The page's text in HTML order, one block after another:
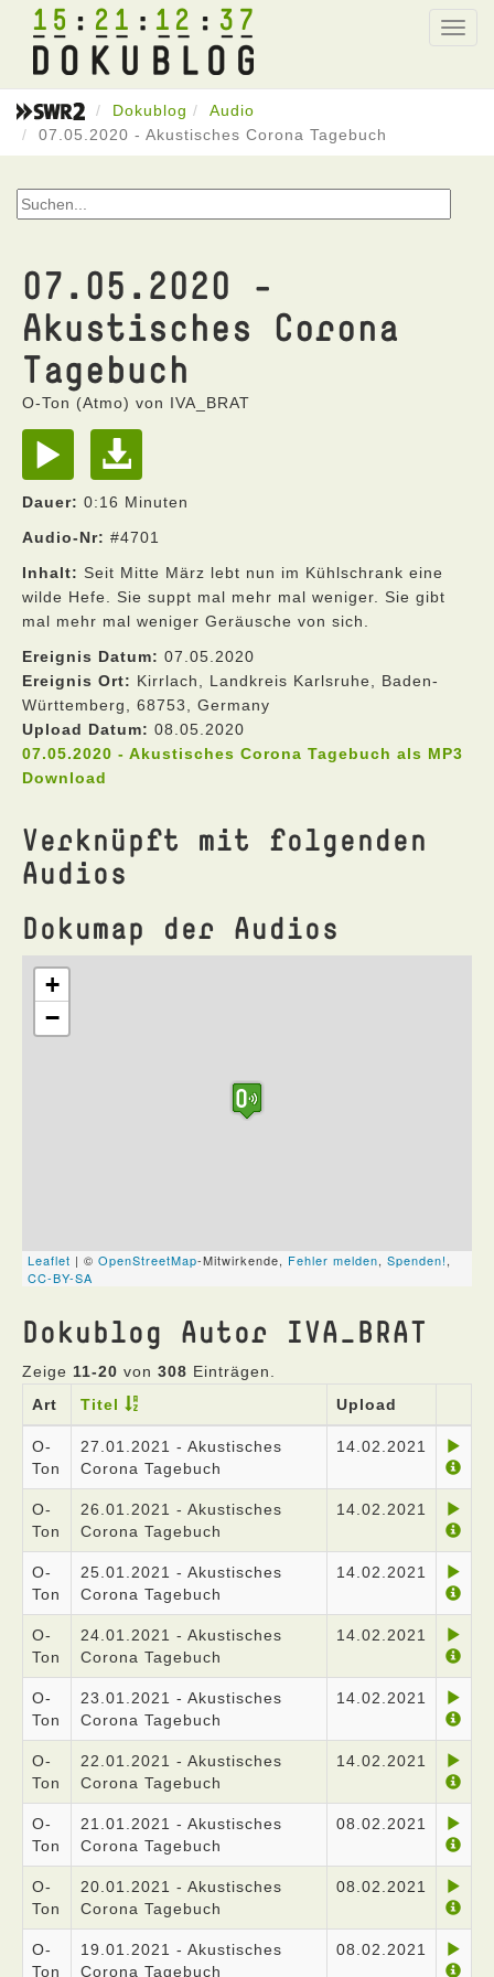
15 21 12 37
Dokublog
Audio
07.05.2020 - Akustisches Corona Tagebuch
07.05.2020 -
Akustisches Corona
Tagebuch
O-Ton (Atmo) von IVA_BRAT
Dauer: 0:16 Minuten
Audio-Nr: #4701
Inhalt: Seit Mitte März lebt nun im Kühlschrank eine
wilde Hefe. Sie suppt mal mehr mal weniger. Sie gibt
mal mehr mal weniger Geräusche von sich.
Ereignis Datum: 07.05.2020
Ereignis Ort: Kirrlach, Landkreis Karlsruhe, Baden-
Württemberg, 68753, Germany
Upload Datum: 08.05.2020
07.05.2020 - Akustisches Corona Tagebuch als MP3
Download
Verknüpft mit folgenden
Audios
Dokumap der Audios
Dokublog Autor IVA_BRAT
Zeige 11-20 von 308 Einträgen.
Art
Titel Upload
O-
Ton
27.01.2021 - Akustisches
Corona Tagebuch
14.02.2021
O-
Ton
26.01.2021 - Akustisches
Corona Tagebuch
14.02.2021
O-
Ton
25.01.2021 - Akustisches
Corona Tagebuch
14.02.2021
O-
Ton
24.01.2021 - Akustisches
Corona Tagebuch
14.02.2021
O-
Ton
23.01.2021 - Akustisches
Corona Tagebuch
14.02.2021
O-
Ton
22.01.2021 - Akustisches
Corona Tagebuch
14.02.2021
O-
Ton
21.01.2021 - Akustisches
Corona Tagebuch
08.02.2021
O-
Ton
20.01.2021 - Akustisches
Corona Tagebuch
08.02.2021
O-
Ton
19.01.2021 - Akustisches
Corona Tagebuch
08.02.2021